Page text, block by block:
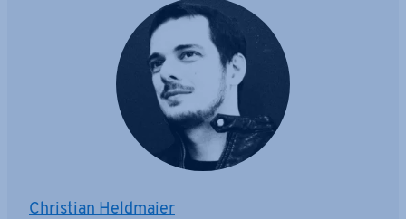
Christian Heldmaier